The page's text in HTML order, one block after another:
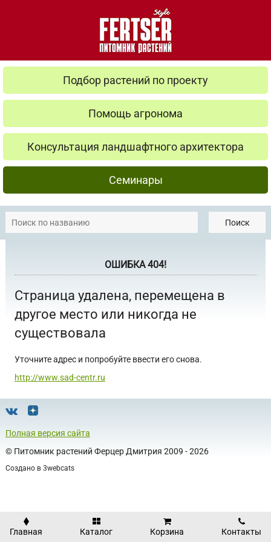
Подбор растений по проекту
Помощь агронома
Консультация ландшафтного архитектора
Семинары
Поиск
ОШИБКА 404!
Страница удалена, перемещена в
другое место или никогда не
существовала
Уточните адрес и попробуйте ввести его снова.
http://www.sad-centr.ru
Полная версия сайта
© Питомник растений Ферцер Дмитрия 2009 - 2026
Создано в 3webcats
Главная Каталог Корзина Контакты